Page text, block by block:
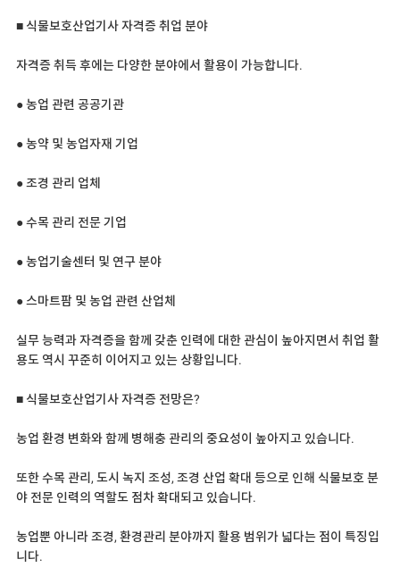
■ 식물보호산업기사 자격증 취업 분야
자격증 취득 후에는 다양한 분야에서 활용이 가능합니다.
● 농업 관련 공공기관
● 농약 및 농업자재 기업
● 조경 관리 업체
● 수목 관리 전문 기업
● 농업기술센터 및 연구 분야
● 스마트팜 및 농업 관련 산업체
실무 능력과 자격증을 함께 갖춘 인력에 대한 관심이 높아지면서 취업 활
용도 역시 꾸준히 이어지고 있는 상황입니다.
■ 식물보호산업기사 자격증 전망은?
농업 환경 변화와 함께 병해충 관리의 중요성이 높아지고 있습니다.
또한 수목 관리, 도시 녹지 조성, 조경 산업 확대 등으로 인해 식물보호 분
야 전문 인력의 역할도 점차 확대되고 있습니다.
농업뿐 아니라 조경, 환경관리 분야까지 활용 범위가 넓다는 점이 특징입
니다.